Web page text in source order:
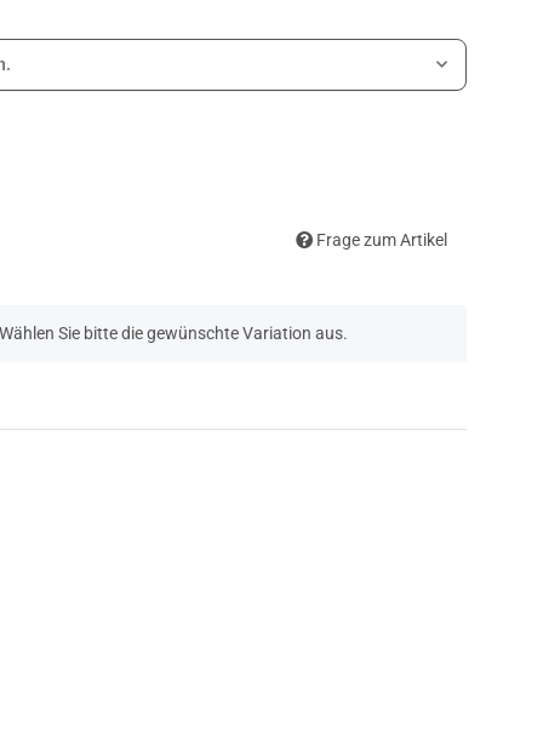
Frage zum Artikel
Sie bitte die gewünschte Variation aus.